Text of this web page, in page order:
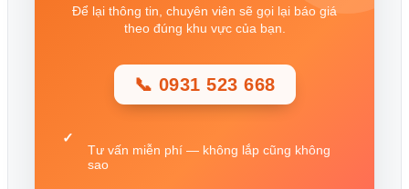
Để lại thông tin, chuyên viên sẽ gọi lại báo giá
theo đúng khu vực của bạn.
📞 0931 523 668
Tư vấn miễn phí — không lắp cũng không
sao